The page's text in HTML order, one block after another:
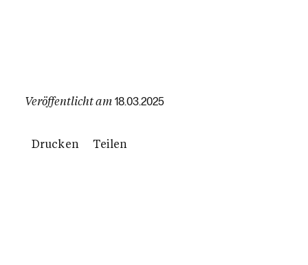
Veröffentlicht am 18.03.2025
Drucken Teilen